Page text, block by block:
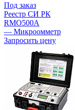
Под заказ
Реестр СИ РК
RMO500A
— Микроомметр
Запросить цену